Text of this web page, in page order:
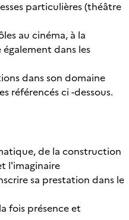
particulières (théâtre
au cinéma, à la
dans les
dans son domaine
référencés ci -dessous.
de la construction
l'imaginaire
sa prestation dans le
fois présence et